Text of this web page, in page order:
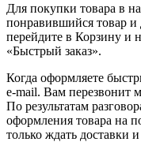
Для покупки товара в
понравившийся товар и
перейдите в Корзину и
«Быстрый заказ».
Когда оформляете
e-mail. Вам перезвонит
По результатам
оформления товара на
только ждать доставки